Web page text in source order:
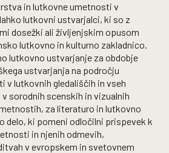
in lutkovne umetnosti v
lutkovni ustvarjalci, ki so z
dosežki ali življenjskim opusom
lutkovno in kulturno zakladnico.
lutkovno ustvarjanje za obdobje
ustvarjanja na področju
v lutkovnih gledališčih in vseh
sorodnih scenskih in vizualnih
za literaturo in lutkovno
delo, ki pomeni odločilni prispevek k
in njenih odmevih,
v evropskem in svetovnem